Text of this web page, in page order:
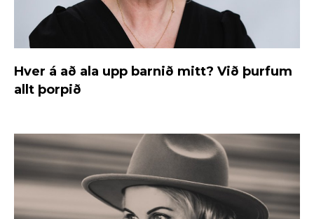
Hver á að ala upp barnið mitt? Við þurfum
allt þorpið